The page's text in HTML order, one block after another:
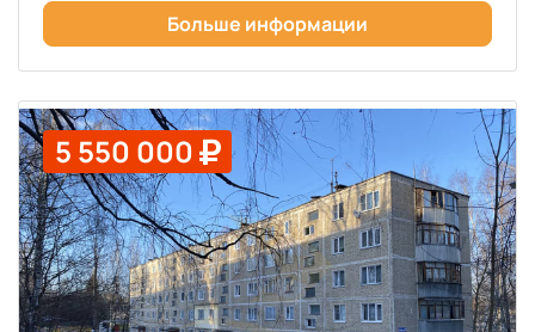
Больше информации
5 550 000